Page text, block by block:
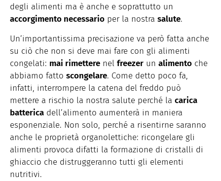
degli alimenti ma è anche e soprattutto un
accorgimento necessario per la nostra salute.
Un’importantissima precisazione va però fatta anche
su ciò che non si deve mai fare con gli alimenti
congelati: mai rimettere nel freezer un alimento che
abbiamo fatto scongelare. Come detto poco fa,
infatti, interrompere la catena del freddo può
mettere a rischio la nostra salute perché la carica
batterica dell’alimento aumenterà in maniera
esponenziale. Non solo, perché a risentirne saranno
anche le proprietà organolettiche: ricongelare gli
alimenti provoca difatti la formazione di cristalli di
ghiaccio che distruggeranno tutti gli elementi
nutritivi.